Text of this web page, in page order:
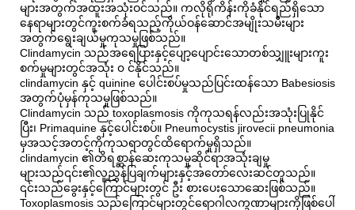
များအတွက်အထူးအသုံးဝင်သည်။ ကလိုရိုကိန်းကိုခံနိုင်ရည်ရှိသော
နေရာများတွင်ကူးစက်ခံရသည့်ကိုယ်ဝန်ဆောင်အမျိုးသမီးများ
အတွက်ရွေးချယ်မှုကုသမှုဖြစ်သည်။
Clindamycin သည်အရေပြားနှင့်ပျော့ပျောင်းသောတစ်သျှူးများကူး
စက်မှုများတွင်အသုံး ၀ င်နိုင်သည်။
clindamycin နှင့် quinine ပေါင်းစပ်မှုသည်ပြင်းထန်သော Babesiosis
အတွက်ပုံမှန်ကုသမှုဖြစ်သည်။
Clindamycin သည် toxoplasmosis ကိုကုသရန်လည်းအသုံးပြုနိုင်
ပြီး၊ Primaquine နှင့်ပေါင်းစပ်။ Pneumocystis jirovecii pneumonia
မှအသင့်အတင့်ကိုကုသရာတွင်ထိရောက်မှုရှိသည်။
clindamycin ၏တိရစ္ဆာန်ဆေးကုသမှုဆိုင်ရာအသုံးချမှု
များသည်၎င်း၏လူ့ညွှန်ပြချက်များနှင့်အတော်လေးဆင်တူသည်။
၎င်းသည်ခွေးနှင့်ကြောင်များတွင် ဦး စားပေးသောဆေးဖြစ်သည်။
Toxoplasmosis သည်ကြောင်များတွင်ရောဂါလက္ခဏာများကိုဖြစ်ပေါ်